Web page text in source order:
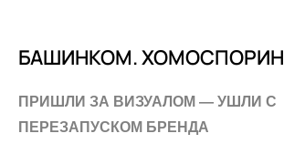
БАШИНКОМ. ХОМОСПОРИН
ПРИШЛИ ЗА ВИЗУАЛОМ — УШЛИ С
ПЕРЕЗАПУСКОМ БРЕНДА